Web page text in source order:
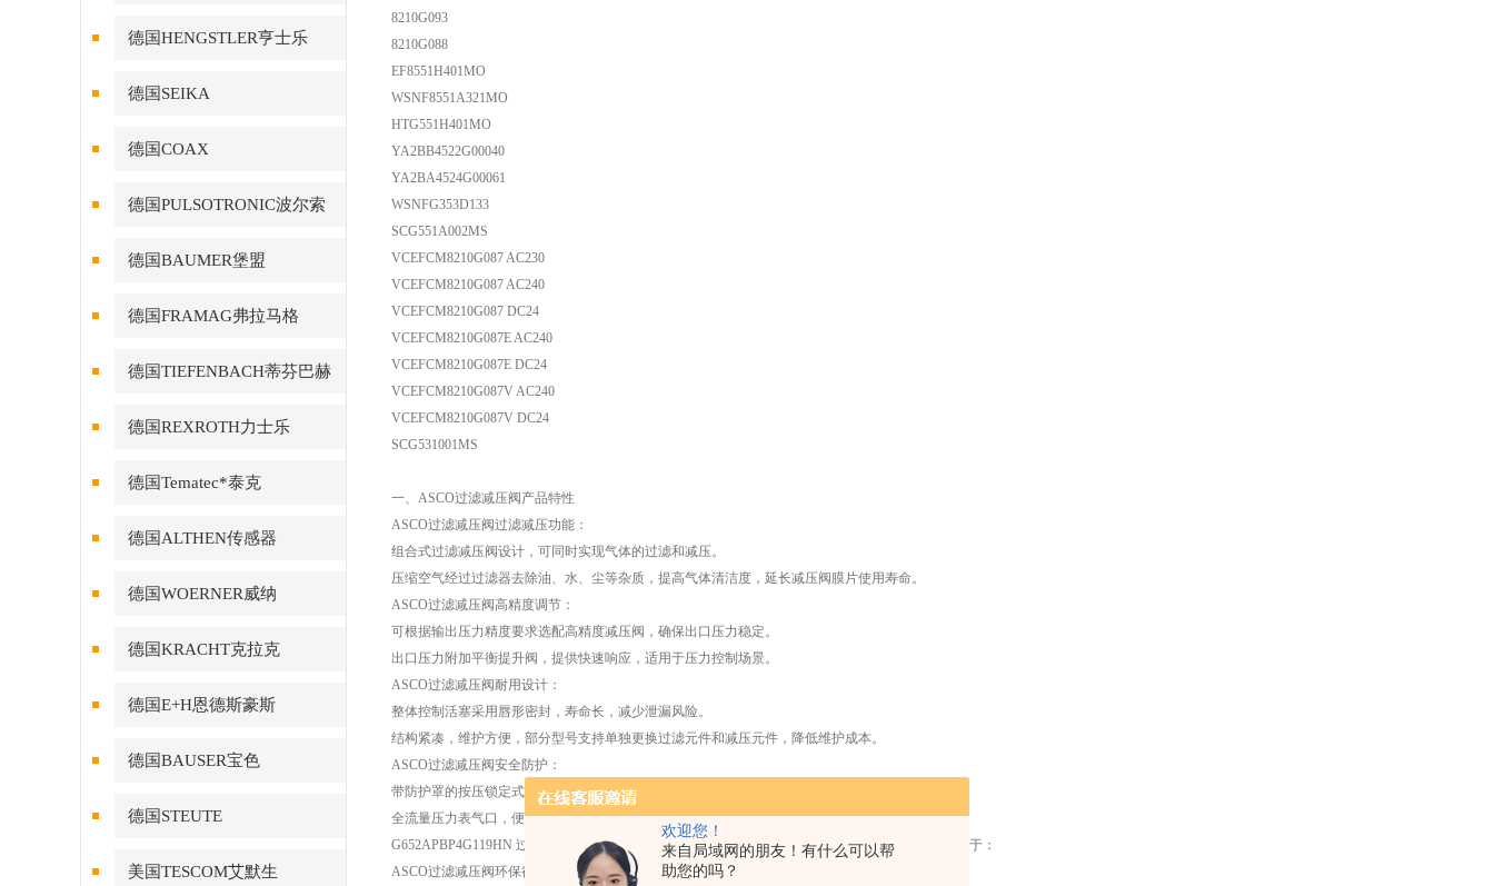
欢迎您！
来自局域网的朋友！有什么可以帮
助您的吗？
德国HENGSTLER亨士乐
德国SEIKA
德国COAX
德国PULSOTRONIC波尔索
德国BAUMER堡盟
德国FRAMAG弗拉马格
德国TIEFENBACH蒂芬巴赫
德国REXROTH力士乐
德国Tematec*泰克
德国ALTHEN传感器
德国WOERNER威纳
德国KRACHT克拉克
德国E+H恩德斯豪斯
德国BAUSER宝色
德国STEUTE
美国TESCOM艾默生
8210G093
8210G088
EF8551H401MO
WSNF8551A321MO
HTG551H401MO
YA2BB4522G00040
YA2BA4524G00061
WSNFG353D133
SCG551A002MS
VCEFCM8210G087 AC230
VCEFCM8210G087 AC240
VCEFCM8210G087 DC24
VCEFCM8210G087E AC240
VCEFCM8210G087E DC24
VCEFCM8210G087V AC240
VCEFCM8210G087V DC24
SCG531001MS
一、ASCO过滤减压阀产品特性
ASCO过滤减压阀过滤减压功能：
组合式过滤减压阀设计，可同时实现气体的过滤和减压。
压缩空气经过过滤器去除油、水、尘等杂质，提高气体清洁度，延长减压阀膜片使用寿命。
ASCO过滤减压阀高精度调节：
可根据输出压力精度要求选配高精度减压阀，确保出口压力稳定。
出口压力附加平衡提升阀，提供快速响应，适用于压力控制场景。
ASCO过滤减压阀耐用设计：
整体控制活塞采用唇形密封，寿命长，减少泄漏风险。
结构紧凑，维护方便，部分型号支持单独更换过滤元件和减压元件，降低维护成本。
ASCO过滤减压阀安全防护：
带防护罩的按压锁定式调节旋钮，防止误操作。
全流量压力表气口，便于实时监测压力。
G652APBP4G119HN 过滤减压阀广泛应用于需要稳定气源压力及清洁气体的工业领域，包括但不限于：
ASCO过滤减压阀环保行业：用于气体处理系统，确保气体质量符合环保标准。